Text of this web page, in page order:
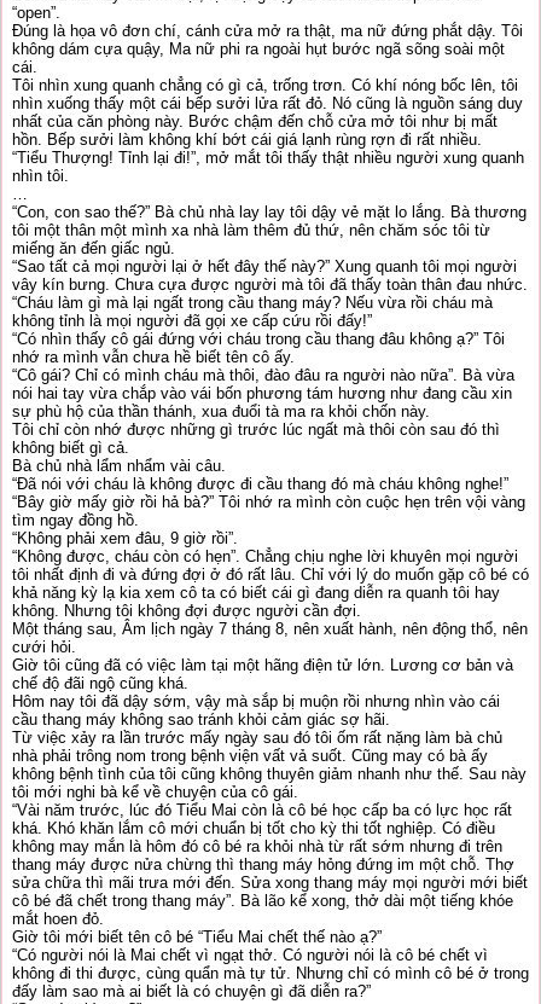
“open”.
Đúng là họa vô đơn chí, cánh cửa mở ra thật, ma nữ đứng phắt dậy. Tôi
không dám cựa quậy, Ma nữ phi ra ngoài hụt bước ngã sõng soài một
cái.
Tôi nhìn xung quanh chẳng có gì cả, trống trơn. Có khí nóng bốc lên, tôi
nhìn xuống thấy một cái bếp sưởi lửa rất đỏ. Nó cũng là nguồn sáng duy
nhất của căn phòng này. Bước chậm đến chỗ cửa mở tôi như bị mất
hồn. Bếp sưởi làm không khí bớt cái giá lạnh rùng rợn đi rất nhiều.
“Tiểu Thượng! Tỉnh lại đi!”, mở mắt tôi thấy thật nhiều người xung quanh
nhìn tôi.
…
“Con, con sao thế?” Bà chủ nhà lay lay tôi dậy vẻ mặt lo lắng. Bà thương
tôi một thân một mình xa nhà làm thêm đủ thứ, nên chăm sóc tôi từ
miếng ăn đến giấc ngủ.
“Sao tất cả mọi người lại ở hết đây thế này?” Xung quanh tôi mọi người
vây kín bưng. Chưa cựa được người mà tôi đã thấy toàn thân đau nhức.
“Cháu làm gì mà lại ngất trong cầu thang máy? Nếu vừa rồi cháu mà
không tỉnh là mọi người đã gọi xe cấp cứu rồi đấy!”
“Có nhìn thấy cô gái đứng với cháu trong cầu thang đâu không ạ?” Tôi
nhớ ra mình vẫn chưa hề biết tên cô ấy.
“Cô gái? Chỉ có mình cháu mà thôi, đào đâu ra người nào nữa”. Bà vừa
nói hai tay vừa chắp vào vái bốn phương tám hương như đang cầu xin
sự phù hộ của thần thánh, xua đuổi tà ma ra khỏi chốn này.
Tôi chỉ còn nhớ được những gì trước lúc ngất mà thôi còn sau đó thì
không biết gì cả.
Bà chủ nhà lẩm nhẩm vài câu.
“Đã nói với cháu là không được đi cầu thang đó mà cháu không nghe!”
“Bây giờ mấy giờ rồi hả bà?” Tôi nhớ ra mình còn cuộc hẹn trên vội vàng
tìm ngay đồng hồ.
“Không phải xem đâu, 9 giờ rồi”.
“Không được, cháu còn có hẹn”. Chẳng chịu nghe lời khuyên mọi người
tôi nhất định đi và đứng đợi ở đó rất lâu. Chỉ với lý do muốn gặp cô bé có
khả năng kỳ lạ kia xem cô ta có biết cái gì đang diễn ra quanh tôi hay
không. Nhưng tôi không đợi được người cần đợi.
Một tháng sau, Âm lịch ngày 7 tháng 8, nên xuất hành, nên động thổ, nên
cưới hỏi.
Giờ tôi cũng đã có việc làm tại một hãng điện tử lớn. Lương cơ bản và
chế độ đãi ngộ cũng khá.
Hôm nay tôi đã dậy sớm, vậy mà sắp bị muộn rồi nhưng nhìn vào cái
cầu thang máy không sao tránh khỏi cảm giác sợ hãi.
Từ việc xảy ra lần trước mấy ngày sau đó tôi ốm rất nặng làm bà chủ
nhà phải trông nom trong bệnh viện vất vả suốt. Cũng may có bà ấy
không bệnh tình của tôi cũng không thuyên giảm nhanh như thế. Sau này
tôi mới nghi bà kể về chuyện của cô gái.
“Vài năm trước, lúc đó Tiểu Mai còn là cô bé học cấp ba có lực học rất
khá. Khó khăn lắm cô mới chuẩn bị tốt cho kỳ thi tốt nghiệp. Có điều
không may mắn là hôm đó cô bé ra khỏi nhà từ rất sớm nhưng đi trên
thang máy được nửa chừng thì thang máy hỏng đứng im một chỗ. Thợ
sửa chữa thì mãi trưa mới đến. Sửa xong thang máy mọi người mới biết
cô bé đã chết trong thang máy”. Bà lão kể xong, thở dài một tiếng khóe
mắt hoen đỏ.
Giờ tôi mới biết tên cô bé “Tiểu Mai chết thế nào ạ?”
“Có người nói là Mai chết vì ngạt thở. Có người nói là cô bé chết vì
không đi thi được, cùng quẩn mà tự tử. Nhưng chỉ có mình cô bé ở trong
đấy làm sao mà ai biết là có chuyện gì đã diễn ra?”